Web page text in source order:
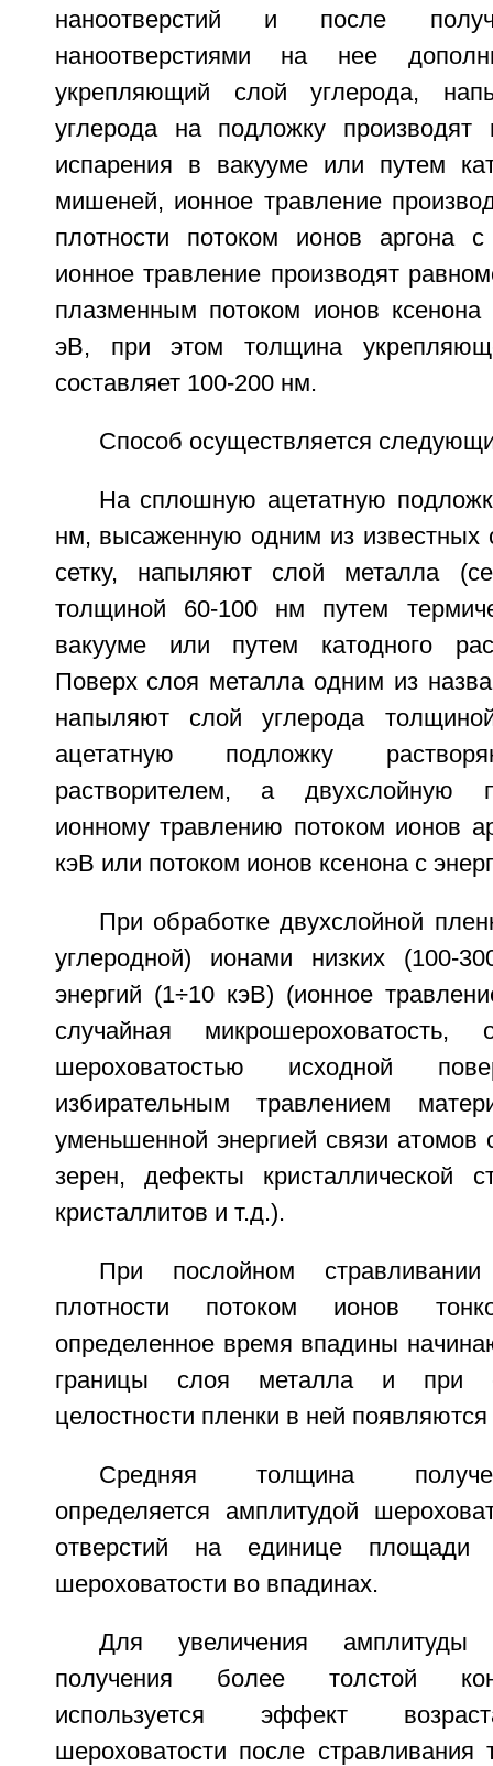
наноотверстий и после
наноотверстиями на нее
укрепляющий слой углерода,
углерода на подложку производят
испарения в вакууме или путем
мишеней, ионное травление
плотности потоком ионов аргона
ионное травление производят
плазменным потоком ионов ксенона
эВ, при этом толщина
составляет 100-200 нм.
Способ осуществляется
На сплошную ацетатную
нм, высаженную одним из известных
сетку, напыляют слой металла
толщиной 60-100 нм путем
вакууме или путем катодного
Поверх слоя металла одним из
напыляют слой углерода
ацетатную подложку
растворителем, а двухслойную
ионному травлению потоком ионов
кэВ или потоком ионов ксенона с
При обработке двухслойной
углеродной) ионами низких (100-
энергий (1÷10 кэВ) (ионное
случайная микрошероховатость,
шероховатостью исходной
избирательным травлением
уменьшенной энергией связи атомов
зерен, дефекты кристаллической
кристаллитов и т.д.).
При послойном
плотности потоком ионов
определенное время впадины
границы слоя металла и при
целостности пленки в ней
Средняя толщина
определяется амплитудой
отверстий на единице
шероховатости во впадинах.
Для увеличения амплитуды
получения более толстой
используется эффект
шероховатости после стравливания